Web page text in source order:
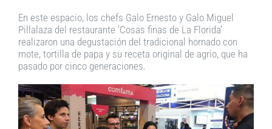
En este espacio, los chefs Galo Ernesto y Galo Miguel
Pillalaza del restaurante ‘Cosas finas de La Florida’
realizaron una degustación del tradicional hornado con
mote, tortilla de papa y su receta original de agrio, que ha
pasado por cinco generaciones.